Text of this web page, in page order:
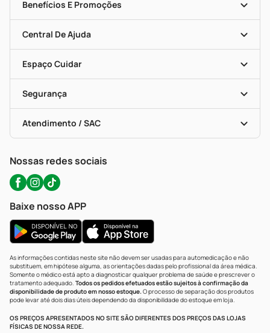
Nossas Lojas
Mapa De Categorias
Blog Da PP
Seja Uma Loja Parceira
Benefícios E Promoções
Clube PP
Convênios
Programa Popular Do Brasil
Encarte De Ofertas
Dermaclub
Descontos De Laboratório (PBM)
Cupons E Ofertas
Central De Ajuda
Entrega
Recompra Programada
Compras Com Receita
Alomed (tele-Entrega)
Formas De Pagamento
Troca E Devolução
Bulas De A A Z
Políticas De Marketplace
Espaço Cuidar
Vacinas
Serviços Farmacêuticos
Testes Rápidos
Autoteste Covid-19
Segurança
Certificado De Segurança
Portal Da Privacidade
Atendimento / SAC
WhatsApp (47) 9202-1687
Nossas redes sociais
Baixe nosso APP
As informações contidas neste site não devem ser usadas para automedicação e não
substituem, em hipótese alguma, as orientações dadas pelo profissional da área médica.
Somente o médico está apto a diagnosticar qualquer problema de saúde e prescrever o
tratamento adequado. Todos os pedidos efetuados estão sujeitos à confirmação da
disponibilidade de produto em nosso estoque.O processo de separação dos produtos
pode levar até dois dias úteis dependendo da disponibilidade do estoque em loja.
OS PREÇOS APRESENTADOS NO SITE SÃO DIFERENTES DOS PREÇOS DAS LOJAS
FÍSICAS DE NOSSA REDE.